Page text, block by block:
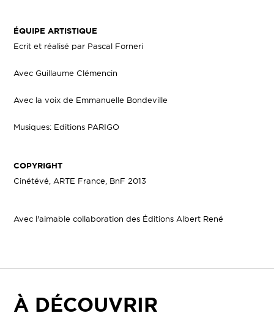
ÉQUIPE ARTISTIQUE
Ecrit et réalisé par Pascal Forneri
Avec Guillaume Clémencin
Avec la voix de Emmanuelle Bondeville
Musiques: Editions PARIGO
COPYRIGHT
Cinétévé, ARTE France, BnF 2013
Avec l'aimable collaboration des Éditions Albert René
À DÉCOUVRIR